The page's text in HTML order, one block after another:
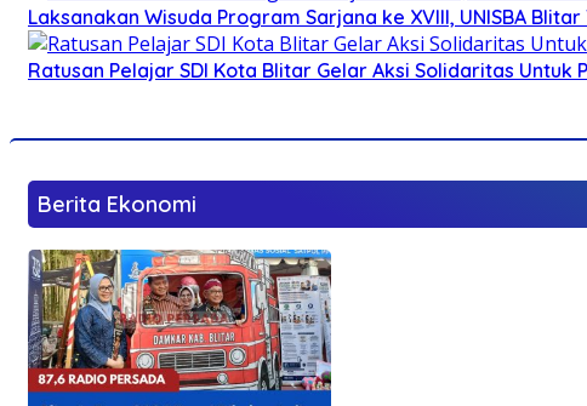
Laksanakan Wisuda Program Sarjana ke XVIII, UNISBA
Ratusan Pelajar SDI Kota Blitar Gelar Aksi Solidaritas Untuk
Berita Ekonomi